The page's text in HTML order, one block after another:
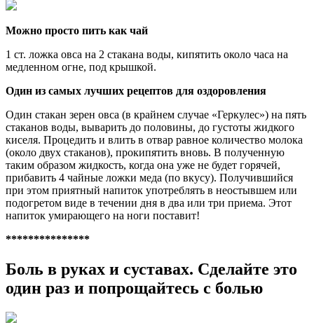
Можно просто пить как чай
1 ст. ложка овса на 2 стакана воды, кипятить около часа на
медленном огне, под крышкой.
Один из самых лучших рецептов для оздоровления
Один стакан зерен овса (в крайнем случае «Геркулес») на пять
стаканов воды, выварить до половины, до густоты жидкого
киселя. Процедить и влить в отвар равное количество молока
(около двух стаканов), прокипятить вновь. В полученную
таким образом жидкость, когда она уже не будет горячей,
прибавить 4 чайные ложки меда (по вкусу). Получившийся
при этом приятный напиток употреблять в неостывшем или
подогретом виде в течении дня в два или три приема. Этот
напиток умирающего на ноги поставит!
***************
Боль в руках и суставах. Сделайте это
один раз и попрощайтесь с болью